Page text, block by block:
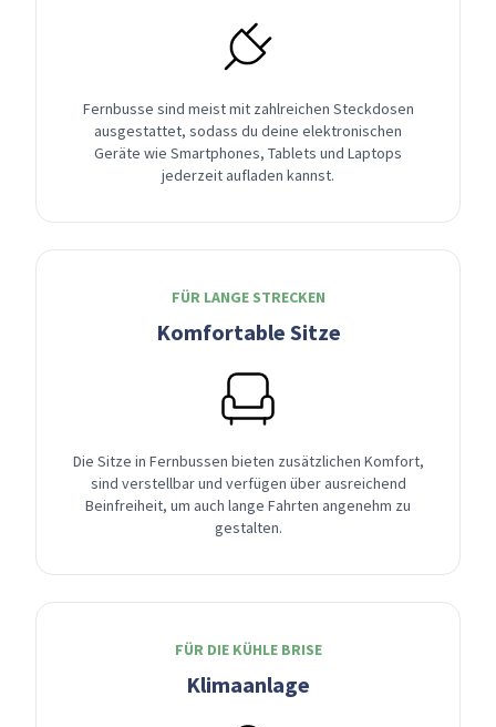
Fernbusse sind meist mit zahlreichen Steckdosen
ausgestattet, sodass du deine elektronischen
Geräte wie Smartphones, Tablets und Laptops
jederzeit aufladen kannst.
FÜR LANGE STRECKEN
Komfortable Sitze
Die Sitze in Fernbussen bieten zusätzlichen Komfort,
sind verstellbar und verfügen über ausreichend
Beinfreiheit, um auch lange Fahrten angenehm zu
gestalten.
FÜR DIE KÜHLE BRISE
Klimaanlage